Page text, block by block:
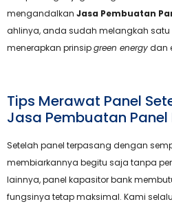
mengandalkan Jasa Pembuatan
ahlinya, anda sudah melangkah
menerapkan prinsipgreen energydan
Tips Merawat Panel
Jasa Pembuatan
Setelah panel terpasang dengan
membiarkannya begitu saja tanpa
lainnya, panel kapasitor bank
fungsinya tetap maksimal. Kami